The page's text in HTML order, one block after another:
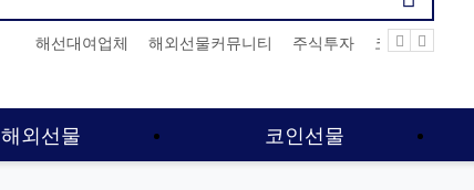
인기검색어
해선대여업체 해외선물커뮤니티 주식투자 코인선물
해외선물 코인선물